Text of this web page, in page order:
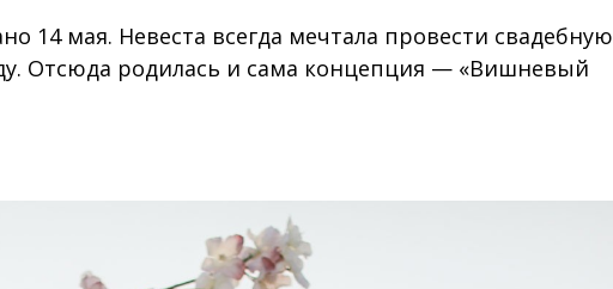
14 мая. Невеста всегда мечтала провести свадебную
Отсюда родилась и сама концепция — «Вишневый